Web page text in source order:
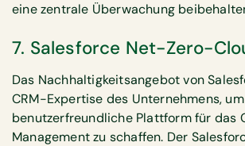
eine zentrale Überwachung
7. Salesforce Net-Zero-
Das Nachhaltigkeitsangebot von
CRM-Expertise des Unternehmens,
benutzerfreundliche Plattform für das
Management zu schaffen. Der